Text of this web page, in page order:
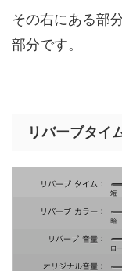
その右にある部
部分です。
リバーブタイ